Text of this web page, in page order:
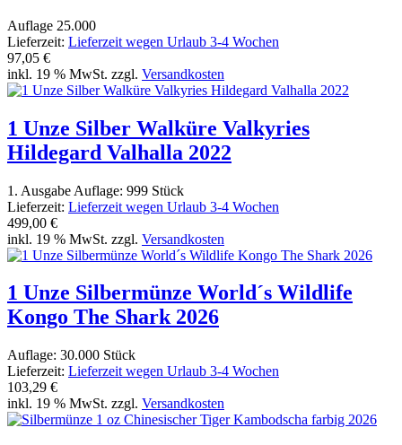
Auflage 25.000
Lieferzeit: Lieferzeit wegen Urlaub 3-4 Wochen
97,05 €
inkl. 19 % MwSt. zzgl. Versandkosten
1 Unze Silber Walküre Valkyries
Hildegard Valhalla 2022
1. Ausgabe Auflage: 999 Stück
Lieferzeit: Lieferzeit wegen Urlaub 3-4 Wochen
499,00 €
inkl. 19 % MwSt. zzgl. Versandkosten
1 Unze Silbermünze World´s Wildlife
Kongo The Shark 2026
Auflage: 30.000 Stück
Lieferzeit: Lieferzeit wegen Urlaub 3-4 Wochen
103,29 €
inkl. 19 % MwSt. zzgl. Versandkosten